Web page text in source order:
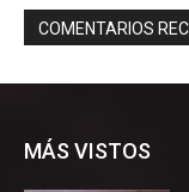
MÁS VISTOS